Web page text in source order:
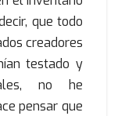
que todo
creadores
testado y
no he
pensar que